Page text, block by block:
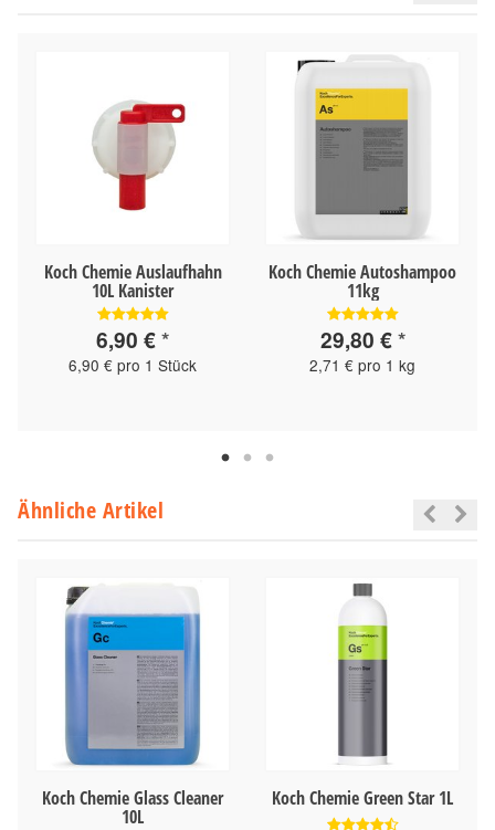
Koch Chemie Auslaufhahn
10L Kanister
6,90 €*
6,90 € pro 1 Stück
Koch Chemie Autoshampoo
11kg
29,80 €*
2,71 € pro 1 kg
Ähnliche Artikel
Koch Chemie Glass Cleaner
10L
Koch Chemie Green Star 1L